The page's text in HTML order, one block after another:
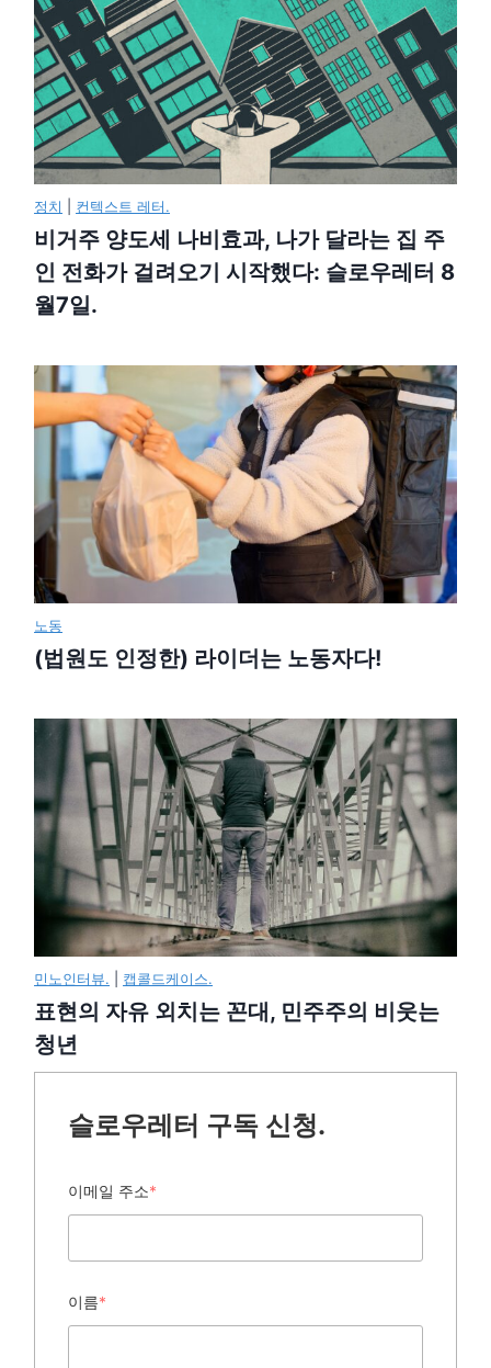
정치 컨텍스트 레터.
비거주 양도세 나비효과, 나가 달라는 집 주
인 전화가 걸려오기 시작했다: 슬로우레터 8
월7일.
노동
(법원도 인정한) 라이더는 노동자다!
민노인터뷰. 캡콜드케이스.
표현의 자유 외치는 꼰대, 민주주의 비웃는
청년
슬로우레터 구독 신청.
이메일 주소*
이름*